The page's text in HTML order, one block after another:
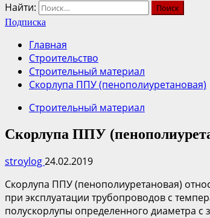
Найти:
Подписка
Главная
Строительство
Строительный материал
Скорлупа ППУ (пенополиуретановая)
Строительный материал
Скорлупа ППУ
stroylog24.02.2019
Скорлупа ППУ (пенополиуретановая)
при эксплуатации трубопроводов с
полускорлупы определенного диаметра с